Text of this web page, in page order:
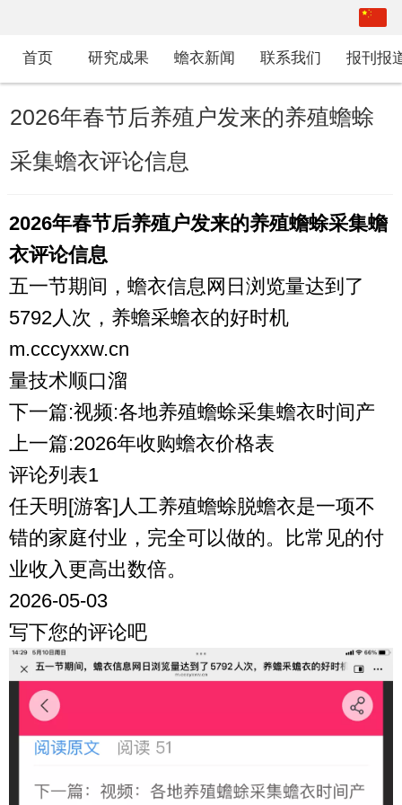
繁体
首页 研究成果 蟾衣新闻 联系我们 报刊报
2026年春节后养殖户发来的养殖蟾蜍
采集蟾衣评论信息
2026年春节后养殖户发来的养殖蟾蜍采集蟾
衣评论信息
五一节期间，蟾衣信息网日浏览量达到了
5792人次，养蟾采蟾衣的好时机
m.cccyxxw.cn
量技术顺口溜
下一篇:视频:各地养殖蟾蜍采集蟾衣时间产
上一篇:2026年收购蟾衣价格表
评论列表1
任天明[游客]人工养殖蟾蜍脱蟾衣是一项不
错的家庭付业，完全可以做的。比常见的付
业收入更高出数倍。
2026-05-03
写下您的评论吧